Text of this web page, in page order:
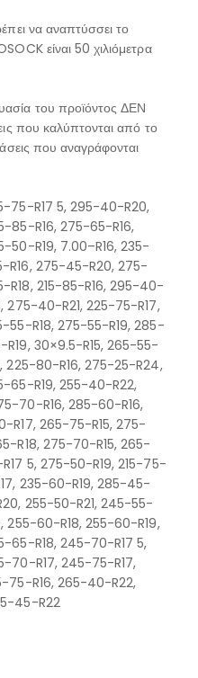
να αναπτύσσει το
είναι 50 χιλιόμετρα
του προϊόντος ΔΕΝ
που καλύπτονται από το
που αναγράφονται
75-R17 5, 295-40-R20,
85-R16, 275-65-R16,
50-R19, 7.00–R16, 235-
R16, 275-45-R20, 275-
215-85-R16, 295-40-
275-40-R21, 225-75-R17,
55-R18, 275-55-R19, 285-
30×9.5-R15, 265-55-
225-80-R16, 275-25-R24,
65-R19, 255-40-R22,
70-R16, 285-60-R16,
R17, 265-75-R15, 275-
R18, 275-70-R15, 265-
5, 275-50-R19, 215-75-
235-60-R19, 285-45-
255-50-R21, 245-55-
255-60-R18, 255-60-R19,
65-R18, 245-70-R17 5,
70-R17, 245-75-R17,
75-R16, 265-40-R22,
45-R22